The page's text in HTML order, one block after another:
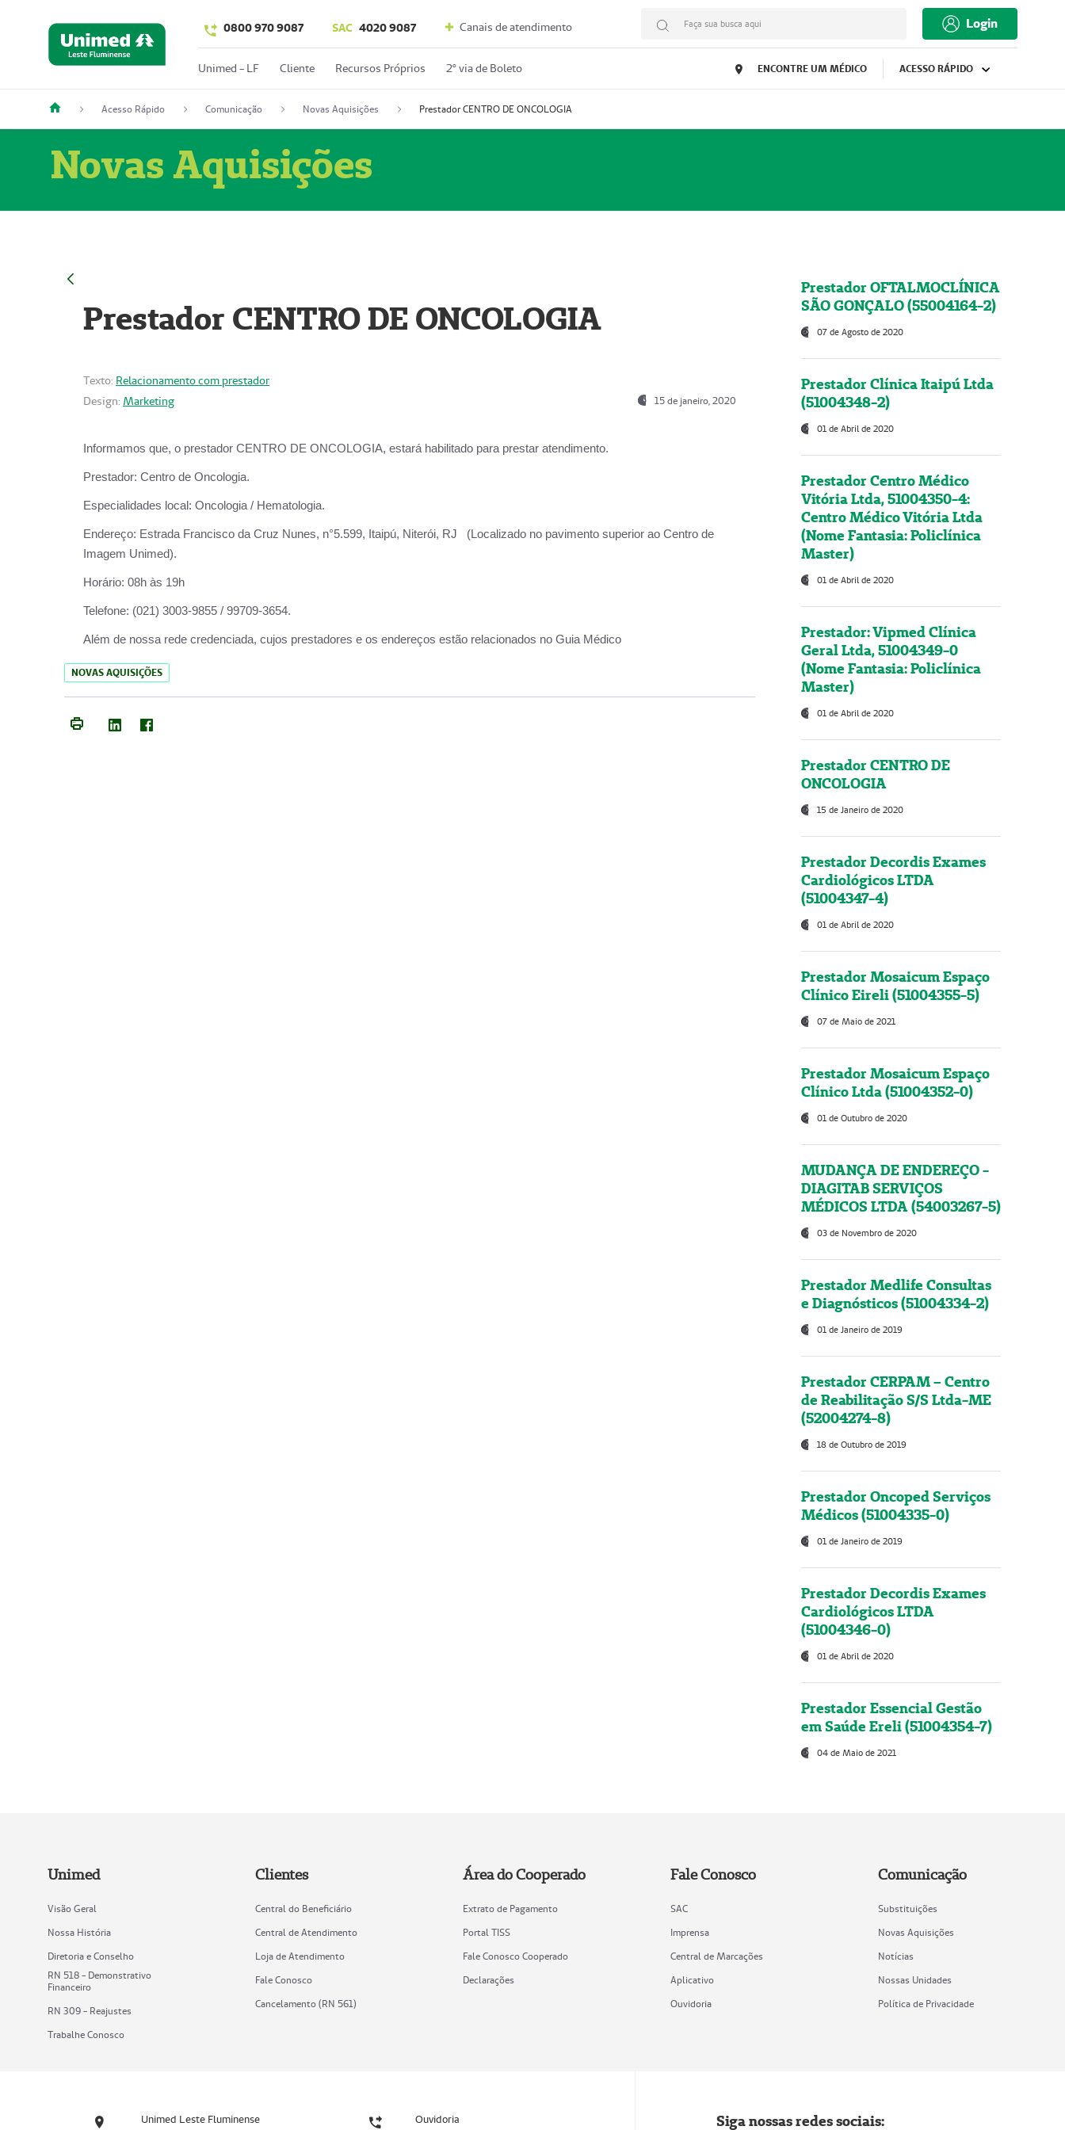
0800 970 9087 SAC 4020 9087 Canais de atendimento Faça sua busca aqui Login
Unimed - LF Cliente Recursos Próprios 2º via de Boleto ENCONTRE UM MÉDICO ACESSO RÁPIDO
Acesso Rápido Comunicação Novas Aquisições Prestador CENTRO DE ONCOLOGIA
Novas Aquisições
Prestador CENTRO DE ONCOLOGIA
Texto: Relacionamento com prestador
Design: Marketing 15 de janeiro, 2020
Informamos que, o prestador CENTRO DE ONCOLOGIA, estará habilitado para prestar atendimento.
Prestador: Centro de Oncologia.
Especialidades local: Oncologia / Hematologia.
Endereço: Estrada Francisco da Cruz Nunes, n°5.599, Itaipú, Niterói, RJ (Localizado no pavimento superior ao Centro de
Imagem Unimed).
Horário: 08h às 19h
Telefone: (021) 3003-9855 / 99709-3654.
Além de nossa rede credenciada, cujos prestadores e os endereços estão relacionados no Guia Médico
NOVAS AQUISIÇÕES
Prestador OFTALMOCLÍNICA
SÃO GONÇALO (55004164-2)
07 de Agosto de 2020
Prestador Clínica Itaipú Ltda
(51004348-2)
01 de Abril de 2020
Prestador Centro Médico
Vitória Ltda, 51004350-4:
Centro Médico Vitória Ltda
(Nome Fantasia: Policlínica
Master)
01 de Abril de 2020
Prestador: Vipmed Clínica
Geral Ltda, 51004349-0
(Nome Fantasia: Policlínica
Master)
01 de Abril de 2020
Prestador CENTRO DE
ONCOLOGIA
15 de Janeiro de 2020
Prestador Decordis Exames
Cardiológicos LTDA
(51004347-4)
01 de Abril de 2020
Prestador Mosaicum Espaço
Clínico Eireli (51004355-5)
07 de Maio de 2021
Prestador Mosaicum Espaço
Clínico Ltda (51004352-0)
01 de Outubro de 2020
MUDANÇA DE ENDEREÇO -
DIAGITAB SERVIÇOS
MÉDICOS LTDA (54003267-5)
03 de Novembro de 2020
Prestador Medlife Consultas
e Diagnósticos (51004334-2)
01 de Janeiro de 2019
Prestador CERPAM – Centro
de Reabilitação S/S Ltda-ME
(52004274-8)
18 de Outubro de 2019
Prestador Oncoped Serviços
Médicos (51004335-0)
01 de Janeiro de 2019
Prestador Decordis Exames
Cardiológicos LTDA
(51004346-0)
01 de Abril de 2020
Prestador Essencial Gestão
em Saúde Ereli (51004354-7)
04 de Maio de 2021
Unimed
Visão Geral
Nossa História
Diretoria e Conselho
RN 518 - Demonstrativo
Financeiro
RN 309 - Reajustes
Trabalhe Conosco
Clientes
Central do Beneficiário
Central de Atendimento
Loja de Atendimento
Fale Conosco
Cancelamento (RN 561)
Área do Cooperado
Extrato de Pagamento
Portal TISS
Fale Conosco Cooperado
Declarações
Fale Conosco
SAC
Imprensa
Central de Marcações
Aplicativo
Ouvidoria
Comunicação
Substituições
Novas Aquisições
Notícias
Nossas Unidades
Política de Privacidade
Unimed Leste Fluminense Ouvidoria Siga nossas redes sociais: